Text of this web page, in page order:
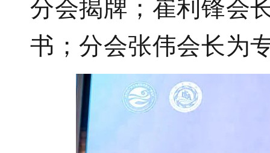
分会揭牌；崔利锋会
书；分会张伟会长为